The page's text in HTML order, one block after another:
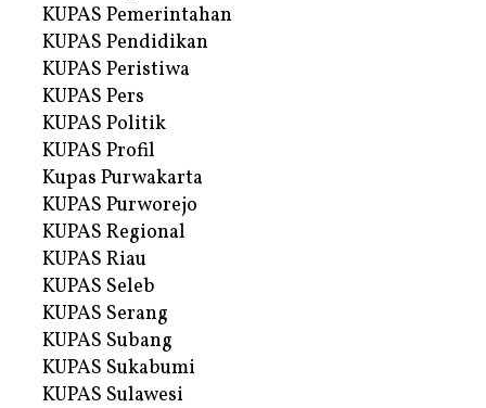
KUPAS Pemerintahan
KUPAS Pendidikan
KUPAS Peristiwa
KUPAS Pers
KUPAS Politik
KUPAS Profil
Kupas Purwakarta
KUPAS Purworejo
KUPAS Regional
KUPAS Riau
KUPAS Seleb
KUPAS Serang
KUPAS Subang
KUPAS Sukabumi
KUPAS Sulawesi